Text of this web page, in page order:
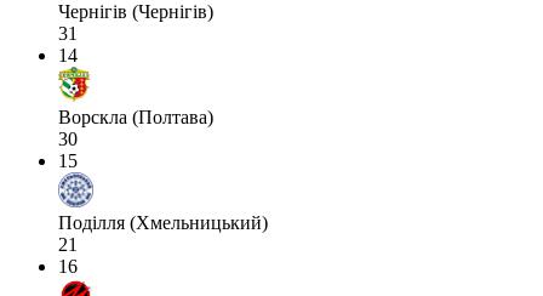
Чернігів (Чернігів)
31
14
Ворскла (Полтава)
30
15
Поділля (Хмельницький)
21
16